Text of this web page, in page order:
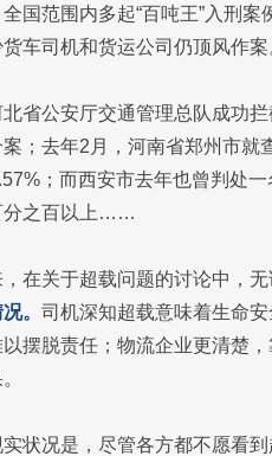
国范围内多起“百吨王”入刑
车司机和货运公司仍顶风作案
省公安厅交通管理总队成功
；去年2月，河南省郑州市
；而西安市去年也曾判处
分之百以上……
在关于超载问题的讨论中，
。 司机深知超载意味着生命
摆脱责任；物流企业更清楚
状况是，尽管各方都不愿看